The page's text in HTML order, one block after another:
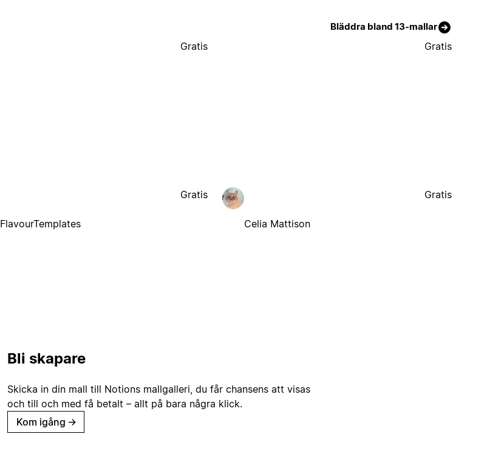
Bläddra bland 13-mallar
Gratis Gratis
FlavourTemplates
Gratis
Celia Mattison
Gratis
Bli skapare
Skicka in din mall till Notions mallgalleri, du får chansens att visas
och till och med få betalt – allt på bara några klick.
Kom igång →